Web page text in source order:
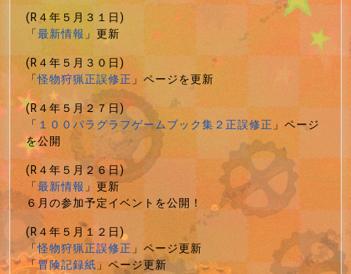
(R４年５月３１日)
「最新情報」更新
(R４年５月３０日)
「怪物狩猟正誤修正」ページを更新
(R４年５月２７日)
「 １００パラグラフゲームブック集２正誤修正」ページ
を公開
(R４年５月２６日)
「最新情報」更新
６月の参加予定イベントを公開！
(R４年５月１２日)
「怪物狩猟正誤修正」ページ更新
「冒険記録紙」ページ更新